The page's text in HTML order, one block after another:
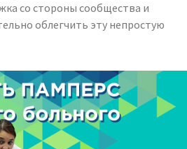
со стороны сообщества и
облегчить эту непростую